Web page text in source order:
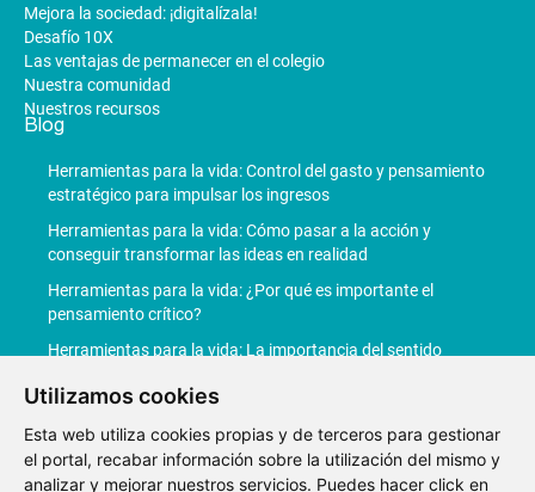
Utilizamos cookies
Esta web utiliza cookies propias y de terceros para gestionar
el portal, recabar información sobre la utilización del mismo y
analizar y mejorar nuestros servicios. Puedes hacer click en
Mejora la sociedad: ¡digitalízala!
Desafío 10X
Las ventajas de permanecer en el colegio
Nuestra comunidad
Nuestros recursos
Blog
Herramientas para la vida: Control del gasto y pensamiento
estratégico para impulsar los ingresos
Herramientas para la vida: Cómo pasar a la acción y
conseguir transformar las ideas en realidad
Herramientas para la vida: ¿Por qué es importante el
pensamiento crítico?
Herramientas para la vida: La importancia del sentido
Herramientas para la vida: La Inteligencia Artificial
revoluciona la productividad